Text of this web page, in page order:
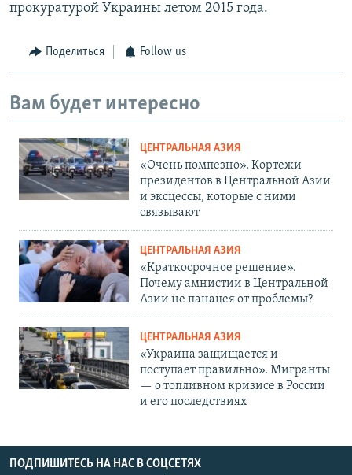
прокуратурой Украины летом 2015 года.
Поделиться Follow us
Вам будет интересно
ЦЕНТРАЛЬНАЯ АЗИЯ
«Очень помпезно». Кортежи
президентов в Центральной Азии
и эксцессы, которые с ними
связывают
ЦЕНТРАЛЬНАЯ АЗИЯ
«Краткосрочное решение».
Почему амнистии в Центральной
Азии не панацея от проблемы?
ЦЕНТРАЛЬНАЯ АЗИЯ
«Украина защищается и
поступает правильно». Мигранты
— о топливном кризисе в России
и его последствиях
ПОДПИШИТЕСЬ НА НАС В СОЦСЕТЯХ